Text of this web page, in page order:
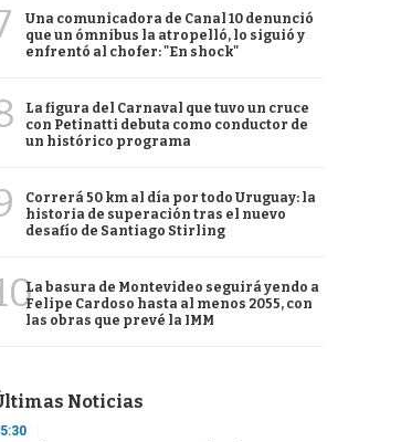
Una comunicadora de Canal 10 denunció
que un ómnibus la atropelló, lo siguió y
enfrentó al chofer: "En shock"
La figura del Carnaval que tuvo un cruce
con Petinatti debuta como conductor de
un histórico programa
Correrá 50 km al día por todo Uruguay: la
historia de superación tras el nuevo
desafío de Santiago Stirling
La basura de Montevideo seguirá yendo a
Felipe Cardoso hasta al menos 2055, con
las obras que prevé la IMM
Noticias